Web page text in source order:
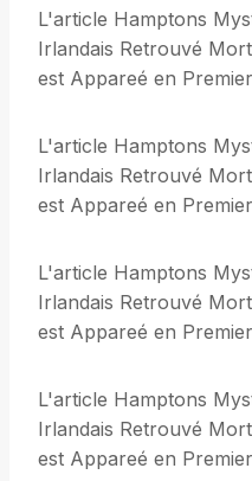
L'article Hamptons
Irlandais Retrouvé
est Appareé en
L'article Hamptons
Irlandais Retrouvé
est Appareé en
L'article Hamptons
Irlandais Retrouvé
est Appareé en
L'article Hamptons
Irlandais Retrouvé
est Appareé en